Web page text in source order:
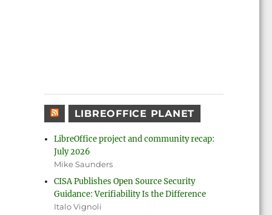
LIBREOFFICE PLANET
LibreOffice project and community recap:
July 2026
Mike Saunders
CISA Publishes Open Source Security
Guidance: Verifiability Is the Difference
Italo Vignoli